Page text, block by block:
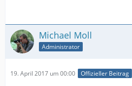
Michael Moll
Administrator
19. April 2017 um 00:00 Offizieller Beitrag